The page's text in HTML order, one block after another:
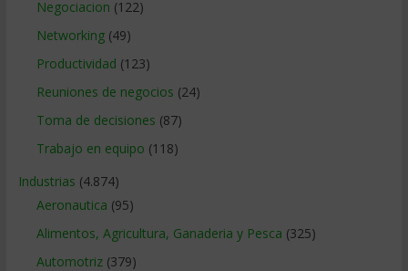
Negociacion (122)
Networking(49)
Productividad (123)
Reuniones de negocios (24)
Toma de decisiones (87)
Trabajo en equipo (118)
Industrias (4.874)
Aeronautica (95)
Alimentos, Agricultura, Ganaderia y Pesca (325)
Automotriz(379)